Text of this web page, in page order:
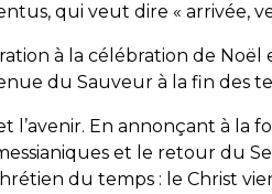
, qui veut dire « arrivée,
à la célébration de Noël
du Sauveur à la fin des
l’avenir. En annonçant à la
et le retour du
du temps : le Christ